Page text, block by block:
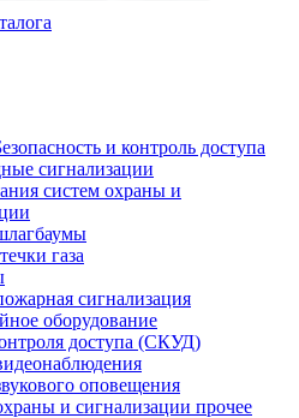
и контроль доступа
сигнализации
систем охраны и
газа
сигнализация
оборудование
доступа (СКУД)
оповещения
и сигнализации прочее